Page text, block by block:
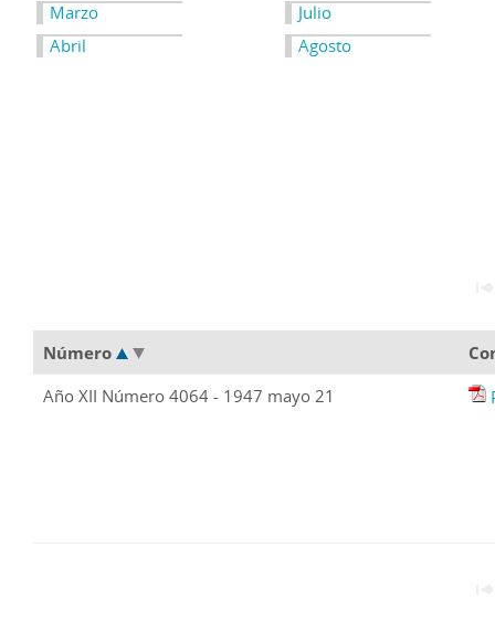
Marzo
Abril
Julio
Agosto
Número
Año XII Número 4064 - 1947 mayo 21